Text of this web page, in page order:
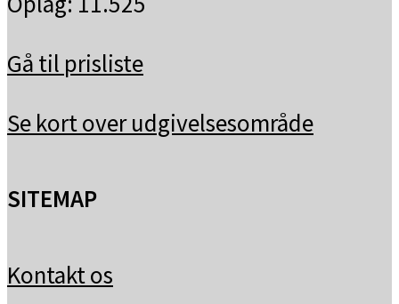
Gå til prisliste
Se kort over udgivelsesområde
SITEMAP
Kontakt os